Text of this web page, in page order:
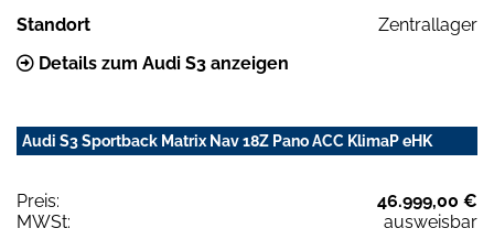
Standort
Zentrallager
Details zum Audi S3 anzeigen
Audi S3 Sportback Matrix Nav 18Z Pano ACC KlimaP eHK
Preis:
46.999,00 €
MWSt:
ausweisbar